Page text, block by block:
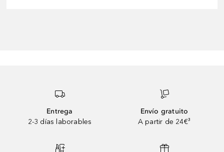
Entrega
2-3 días laborables
Envío gratuito
A partir de 24€³